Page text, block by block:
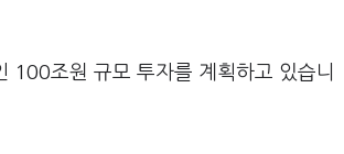
100조원 규모 투자를 계획하고 있습니